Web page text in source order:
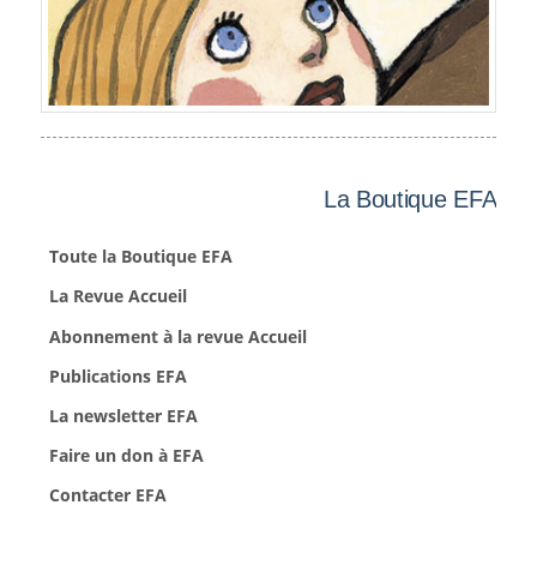
La Boutique EFA
Toute la Boutique EFA
La Revue Accueil
Abonnement à la revue Accueil
Publications EFA
La newsletter EFA
Faire un don à EFA
Contacter EFA